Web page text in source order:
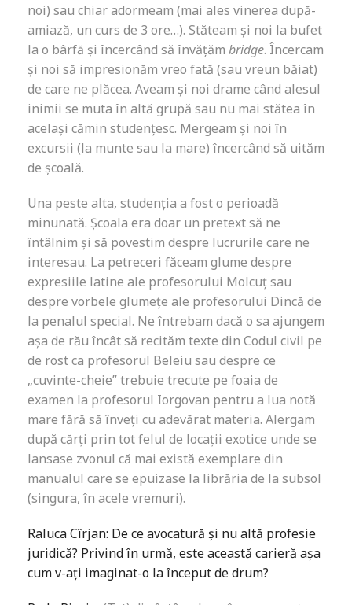
noi) sau chiar adormeam (mai ales vinerea după-
amiază, un curs de 3 ore…). Stăteam și noi la bufet
la o bârfă și încercând să învățăm bridge. Încercam
și noi să impresionăm vreo fată (sau vreun băiat)
de care ne plăcea. Aveam și noi drame când alesul
inimii se muta în altă grupă sau nu mai stătea în
același cămin studențesc. Mergeam și noi în
excursii (la munte sau la mare) încercând să uităm
de școală.
Una peste alta, studenția a fost o perioadă
minunată. Școala era doar un pretext să ne
întâlnim și să povestim despre lucrurile care ne
interesau. La petreceri făceam glume despre
expresiile latine ale profesorului Molcuț sau
despre vorbele glumețe ale profesorului Dincă de
la penalul special. Ne întrebam dacă o sa ajungem
așa de rău încât să recităm texte din Codul civil pe
de rost ca profesorul Beleiu sau despre ce
„cuvinte-cheie” trebuie trecute pe foaia de
examen la profesorul Iorgovan pentru a lua notă
mare fără să înveți cu adevărat materia. Alergam
după cărți prin tot felul de locații exotice unde se
lansase zvonul că mai există exemplare din
manualul care se epuizase la librăria de la subsol
(singura, în acele vremuri).
Raluca Cîrjan: De ce avocatură şi nu altă profesie
juridică? Privind în urmă, este această carieră așa
cum v-ați imaginat-o la început de drum?